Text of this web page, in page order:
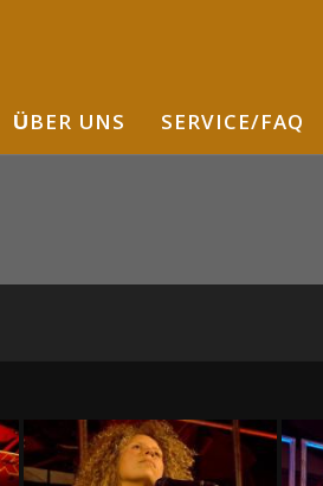
ÜBER UNS SERVICE/FAQ